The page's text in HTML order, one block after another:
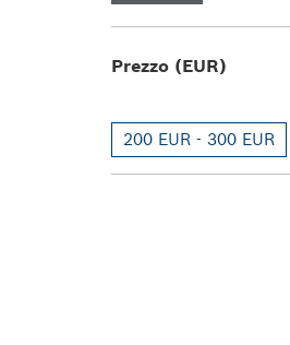
Prezzo (EUR)
200 EUR - 300 EUR